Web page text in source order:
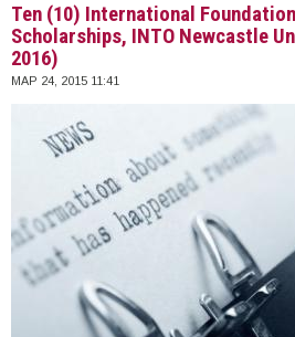
Ten (10) International
Scholarships, INTO Newcastle
2016)
ΜΑΡ 24, 2015 11:41